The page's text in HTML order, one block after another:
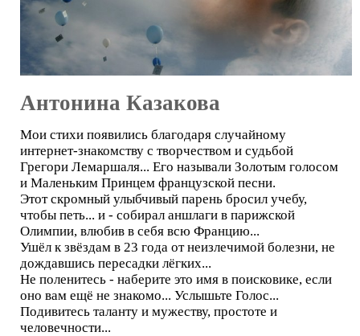
Антонина Казакова
Мои стихи появились благодаря случайному
интернет-знакомству с творчеством и судьбой
Грегори Лемаршаля... Его называли Золотым голосом
и Маленьким Принцем французской песни.
Этот скромный улыбчивый парень бросил учебу,
чтобы петь... и - собирал аншлаги в парижской
Олимпии, влюбив в себя всю Францию...
Ушёл к звёздам в 23 года от неизлечимой болезни, не
дождавшись пересадки лёгких...
Не поленитесь - наберите это имя в поисковике, если
оно вам ещё не знакомо... Услышьте Голос...
Подивитесь таланту и мужеству, простоте и
человечности...